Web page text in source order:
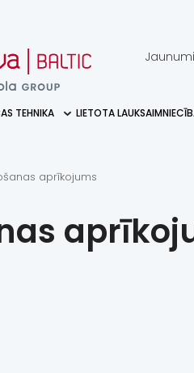
Jaunumi
TEHNIKA LIETOTA
aprīkojums